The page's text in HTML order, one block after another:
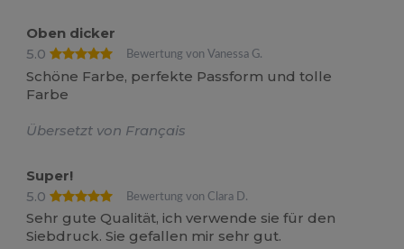
Oben dicker
5.0
Bewertung von Vanessa G.
Schöne Farbe, perfekte Passform und tolle
Farbe
Übersetzt von Français
Super!
5.0
Bewertung von Clara D.
Sehr gute Qualität, ich verwende sie für den
Siebdruck. Sie gefallen mir sehr gut.